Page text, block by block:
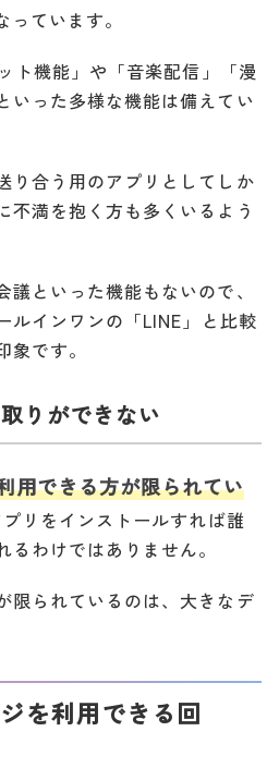
っています。
ト機能」や「音楽配信」「漫
いった多様な機能は備えてい
り合う用のアプリとしてしか
不満を抱く方も多くいるよう
といった機能もないので、
ルインワンの「LINE」と比較
です。
りができない
用できる方が限られてい
リをインストールすれば誰
わけではありません。
限られているのは、大きなデ
を利用できる回